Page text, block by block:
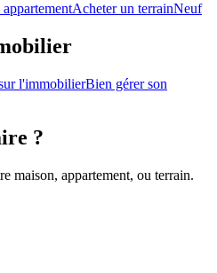
Acheter un terrainNeuf
l'immobilierBien gérer son
?
maison, appartement, ou terrain.